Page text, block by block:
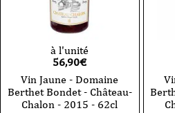
à l'unité
56,90€
Vin Jaune - Domaine
Berthet Bondet - Château-
Chalon - 2015 - 62cl